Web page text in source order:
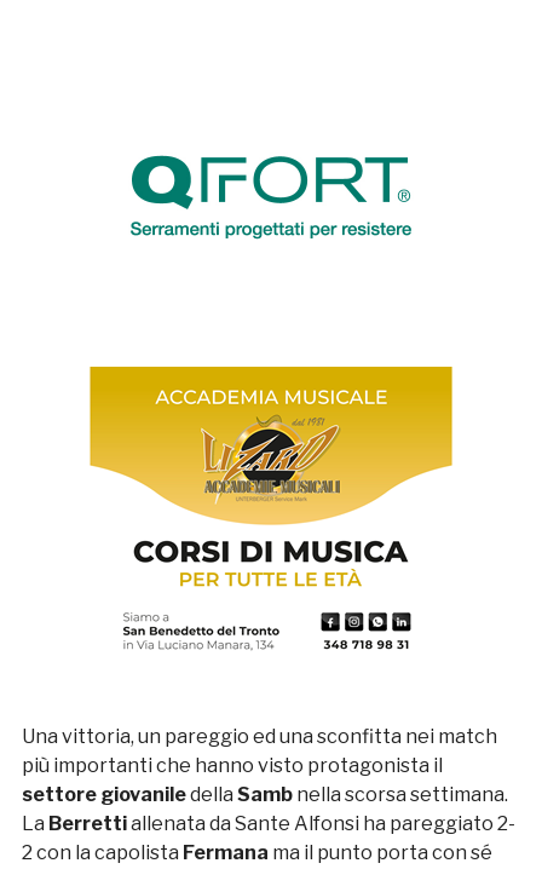
Una vittoria, un pareggio ed una sconfitta nei match
più importanti che hanno visto protagonista il
settore giovaniledella Sambnella scorsa settimana.
La Berrettiallenata da Sante Alfonsi ha pareggiato 2-
2 con la capolista Fermana ma il punto porta con sé